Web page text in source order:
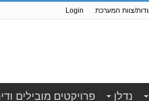
צוות המערכת Login
נדלן פרויקטים מובילים